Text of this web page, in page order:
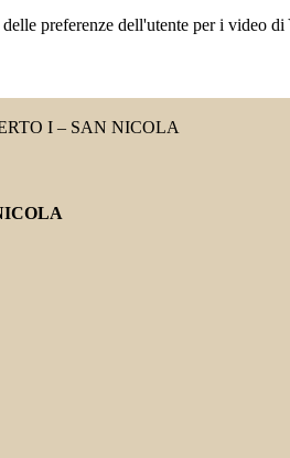
preferenze dell'utente per i video
I – SAN NICOLA